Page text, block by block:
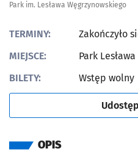
Park im. Lesława Węgrzynowskiego
TERMINY:
Zakończyło
MIEJSCE:
Park
BILETY:
Wstęp wolny
OPIS